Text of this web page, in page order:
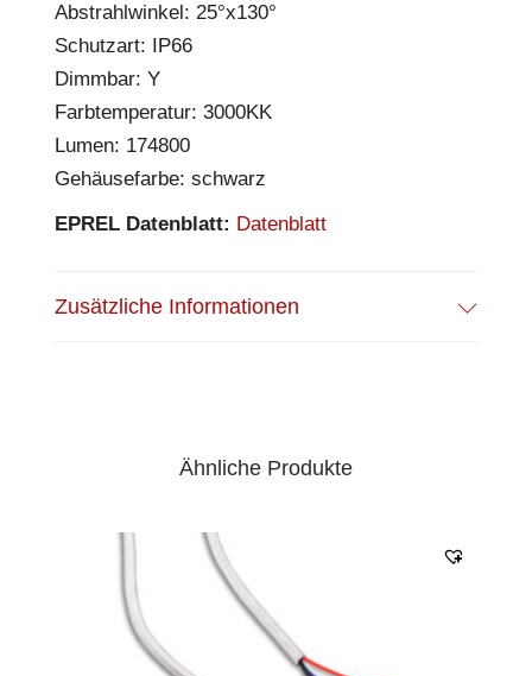
Abstrahlwinkel: 25°x130°
Schutzart: IP66
Dimmbar: Y
Farbtemperatur: 3000KK
Lumen: 174800
Gehäusefarbe: schwarz
EPREL Datenblatt: Datenblatt
Zusätzliche Informationen
Ähnliche Produkte